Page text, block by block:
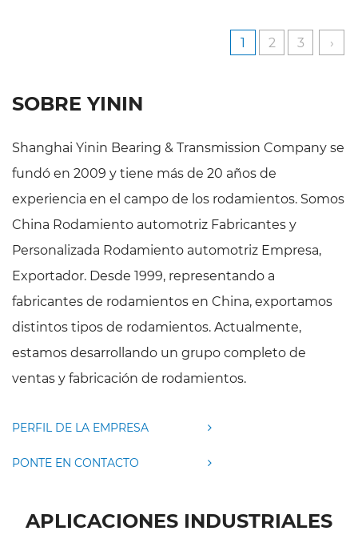
embrague, mejorando así la comodidad y la
lo que garantiza una larga vida útil.
1 2 3 ›
SOBRE YININ
Shanghai Yinin Bearing & Transmission Company se
fundó en 2009 y tiene más de 20 años de
experiencia en el campo de los rodamientos. Somos
China Rodamiento automotriz Fabricantes y
Personalizada Rodamiento automotriz Empresa,
Exportador. Desde 1999, representando a
fabricantes de rodamientos en China, exportamos
distintos tipos de rodamientos. Actualmente,
estamos desarrollando un grupo completo de
ventas y fabricación de rodamientos.
PERFIL DE LA EMPRESA
PONTE EN CONTACTO
APLICACIONES INDUSTRIALES